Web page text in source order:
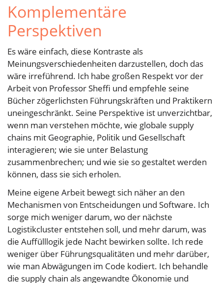
Komplementäre
Perspektiven
Es wäre einfach, diese Kontraste als
Meinungsverschiedenheiten darzustellen, doch das
wäre irreführend. Ich habe großen Respekt vor der
Arbeit von Professor Sheffi und empfehle seine
Bücher zögerlichsten Führungskräften und Praktikern
uneingeschränkt. Seine Perspektive ist unverzichtbar,
wenn man verstehen möchte, wie globale supply
chains mit Geographie, Politik und Gesellschaft
interagieren; wie sie unter Belastung
zusammenbrechen; und wie sie so gestaltet werden
können, dass sie sich erholen.
Meine eigene Arbeit bewegt sich näher an den
Mechanismen von Entscheidungen und Software. Ich
sorge mich weniger darum, wo der nächste
Logistikcluster entstehen soll, und mehr darum, was
die Auffülllogik jede Nacht bewirken sollte. Ich rede
weniger über Führungsqualitäten und mehr darüber,
wie man Abwägungen im Code kodiert. Ich behandle
die supply chain als angewandte Ökonomie und